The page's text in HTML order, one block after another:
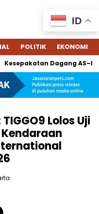
POLITIK EKONOMI
Kesepakatan Dagang
Lolos Uji
ID